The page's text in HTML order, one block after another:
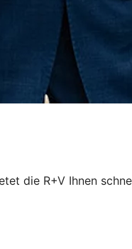
die R+V Ihnen